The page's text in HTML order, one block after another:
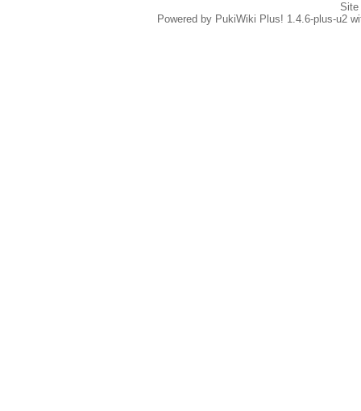
Powered by PukiWiki Plus! 1.4.6-plus-u2